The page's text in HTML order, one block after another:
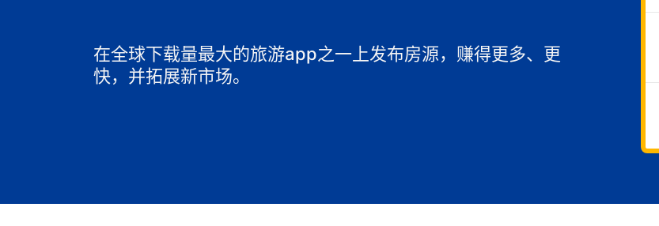
住宿加早餐旅馆
在全球下载量最大的旅游app之一上发布房源，赚得更多、更
快，并拓展新市场。